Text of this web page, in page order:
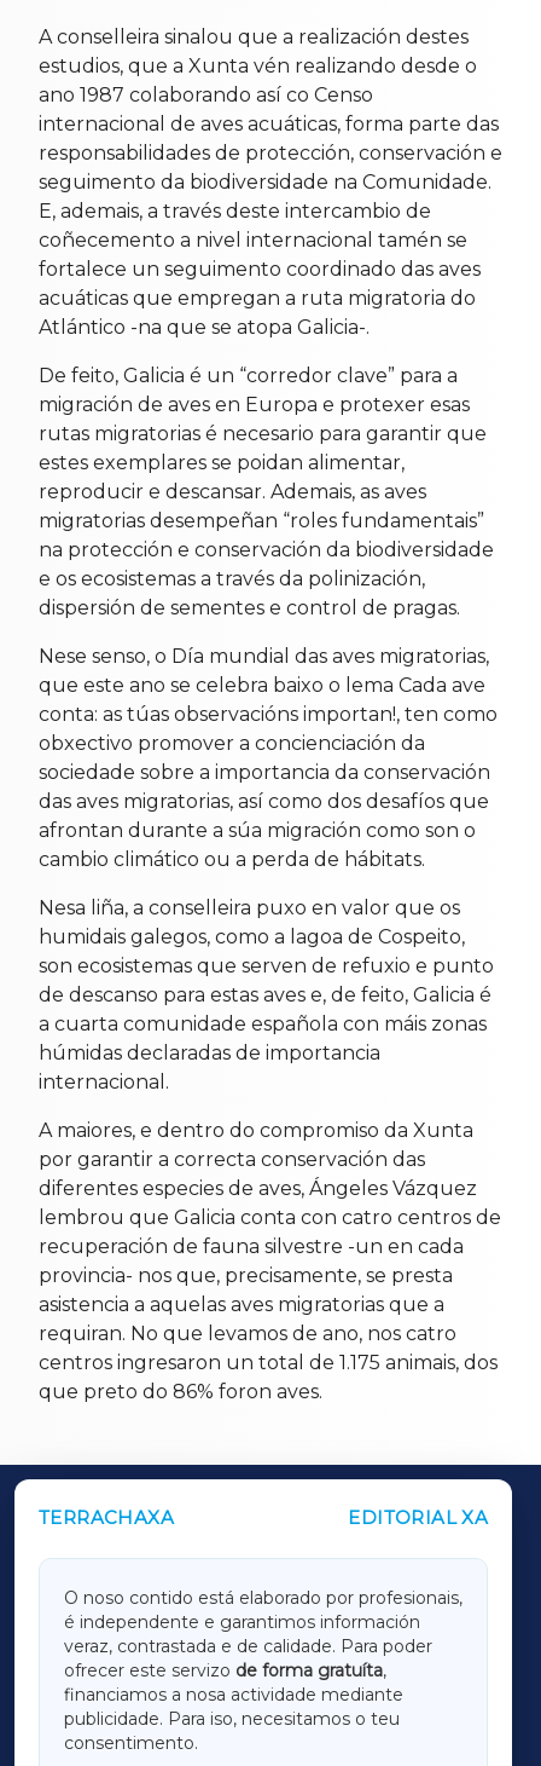
A conselleira sinalou que a realización destes
estudios, que a Xunta vén realizando desde o
ano 1987 colaborando así co Censo
internacional de aves acuáticas, forma parte das
responsabilidades de protección, conservación e
seguimento da biodiversidade na Comunidade.
E, ademais, a través deste intercambio de
coñecemento a nivel internacional tamén se
fortalece un seguimento coordinado das aves
acuáticas que empregan a ruta migratoria do
Atlántico -na que se atopa Galicia-.
De feito, Galicia é un “corredor clave” para a
migración de aves en Europa e protexer esas
rutas migratorias é necesario para garantir que
estes exemplares se poidan alimentar,
reproducir e descansar. Ademais, as aves
migratorias desempeñan “roles fundamentais”
na protección e conservación da biodiversidade
e os ecosistemas a través da polinización,
dispersión de sementes e control de pragas.
Nese senso, o Día mundial das aves migratorias,
que este ano se celebra baixo o lema Cada ave
conta: as túas observacións importan!, ten como
obxectivo promover a concienciación da
sociedade sobre a importancia da conservación
das aves migratorias, así como dos desafíos que
afrontan durante a súa migración como son o
cambio climático ou a perda de hábitats.
Nesa liña, a conselleira puxo en valor que os
humidais galegos, como a lagoa de Cospeito,
son ecosistemas que serven de refuxio e punto
de descanso para estas aves e, de feito, Galicia é
a cuarta comunidade española con máis zonas
húmidas declaradas de importancia
internacional.
A maiores, e dentro do compromiso da Xunta
por garantir a correcta conservación das
diferentes especies de aves, Ángeles Vázquez
lembrou que Galicia conta con catro centros de
recuperación de fauna silvestre -un en cada
provincia- nos que, precisamente, se presta
asistencia a aquelas aves migratorias que a
requiran. No que levamos de ano, nos catro
centros ingresaron un total de 1.175 animais, dos
que preto do 86% foron aves.
TERRACHAXA EDITORIAL XA
O noso contido está elaborado por profesionais,
é independente e garantimos información
veraz, contrastada e de calidade. Para poder
ofrecer este servizo de forma gratuíta,
financiamos a nosa actividade mediante
publicidade. Para iso, necesitamos o teu
consentimento.
OUTROS PERIÓDICOS
LUGOXA
TERRACHAXA